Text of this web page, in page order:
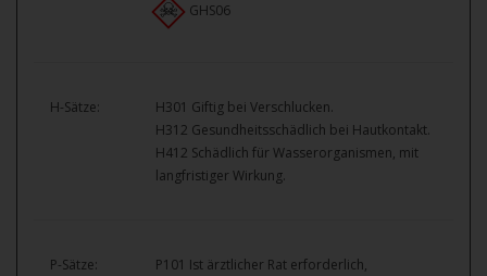
GHS06
H-Sätze:
H301 Giftig bei Verschlucken.
H312 Gesundheitsschädlich bei Hautkontakt.
H412 Schädlich für Wasserorganismen, mit
langfristiger Wirkung.
P-Sätze:
P101 Ist ärztlicher Rat erforderlich,